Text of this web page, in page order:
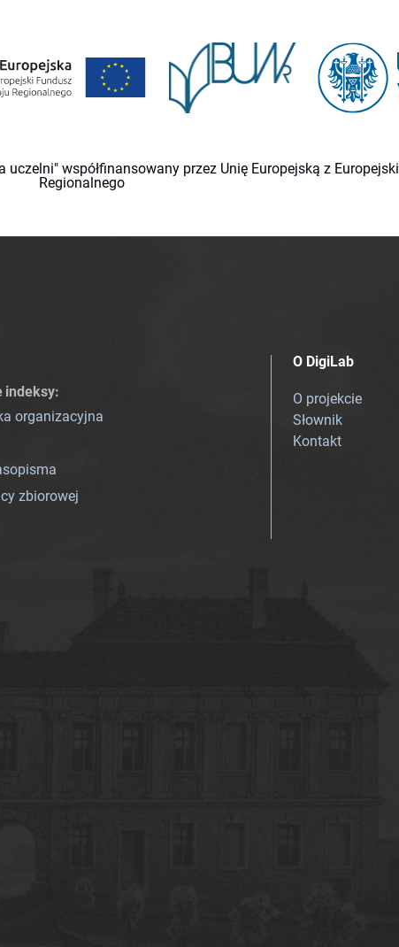
współfinansowany przez Unię Europejską z
Regionalnego
indeksy:
organizacyjna
zbiorowej
O DigiLab
O projekcie
Słownik
Kontakt